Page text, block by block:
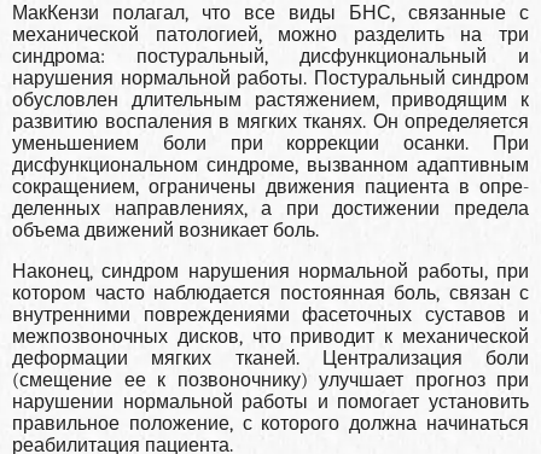
МакКензи полагал, что все виды БНС, связан­ные с
механической патологией, можно разделить на три
синдрома: постуральный, дисфункциональ­ный и
нарушения нормальной работы. Посту­ральный синдром
обусловлен длительным растя­жением, приводящим к
развитию воспаления в мягких тканях. Он определяется
уменьшением боли при коррекции осанки. При
дисфункцио­нальном синдроме, вызванном адаптивным
сокра­щением, ограничены движения пациента в опре­
деленных направлениях, а при достижении пре­дела
объема движений возникает боль.
Наконец, синдром нарушения нормальной работы, при
ко­тором часто наблюдается постоянная боль, связан с
внутренними повреждениями фасеточных сус­тавов и
межпозвоночных дисков, что приводит к механической
деформации мягких тканей. Централизация боли
(смещение ее к позвоночни­ку) улучшает прогноз при
нарушении нормаль­ной работы и помогает установить
правильное по­ложение, с которого должна начинаться
реабили­тация пациента.